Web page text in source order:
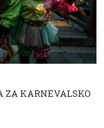
ZA KARNEVALSKO